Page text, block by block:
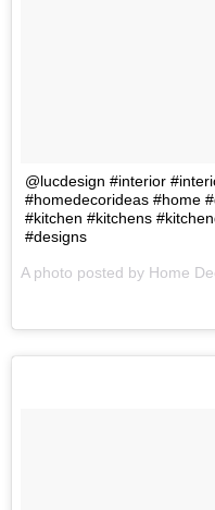
@lucdesign #interior
#homedecorideas #home
#kitchen #kitchens
#designs